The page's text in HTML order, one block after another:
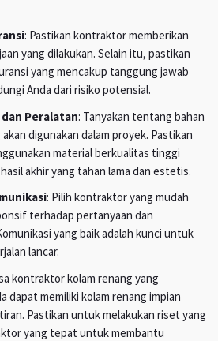
: Pastikan kontraktor memberikan
yang dilakukan. Selain itu, pastikan
yang mencakup tanggung jawab
Anda dari risiko potensial.
Peralatan: Tanyakan tentang bahan
digunakan dalam proyek. Pastikan
material berkualitas tinggi
akhir yang tahan lama dan estetis.
: Pilih kontraktor yang mudah
terhadap pertanyaan dan
yang baik adalah kunci untuk
lancar.
kontraktor kolam renang yang
dapat memiliki kolam renang impian
Pastikan untuk melakukan riset yang
yang tepat untuk membantu